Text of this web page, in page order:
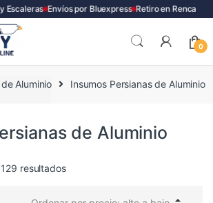
Envíos por Bluexpress Retiro en Renca
0
Aluminio Insumos Persianas de Aluminio
de Aluminio
resultadosOrdenado
precio: